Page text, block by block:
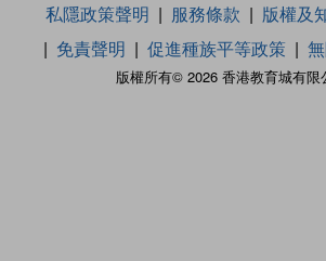
版權所有© 2026 香港教育城有限
私隱政策聲明 服務條款
版權及
免責聲明
促進種族平等政策